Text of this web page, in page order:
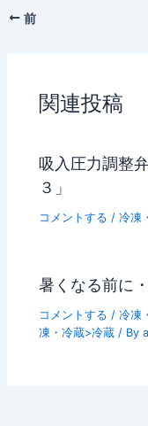
前
関連投稿
吸入圧力調整
３」
コメントする /冷凍
暑くなる前に
コメントする /冷凍
凍・冷蔵>冷蔵 / By